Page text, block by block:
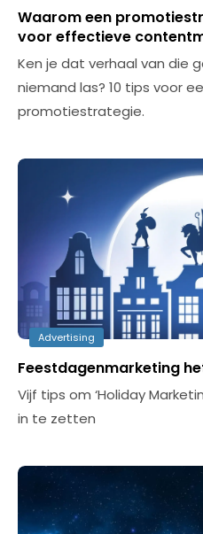
Waarom een
voor effectieve
Ken je dat verhaal van die
niemand las? 10 tips voor
promotiestrategie.
Advertising
Feestdagenmarketing
Vijf tips om ‘Holiday
in te zetten